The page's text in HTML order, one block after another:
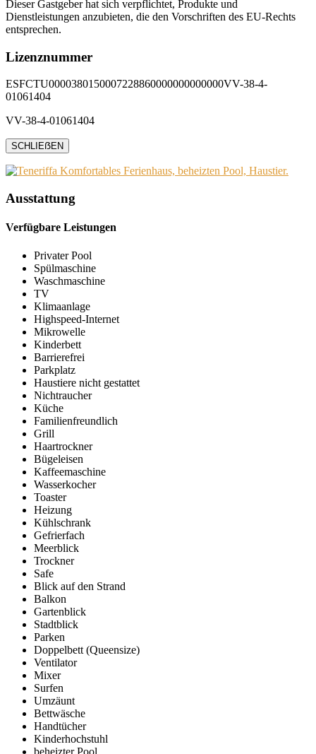
Dieser Gastgeber hat sich verpflichtet, Produkte und
Dienstleistungen anzubieten, die den Vorschriften des EU-Rechts
entsprechen.
Lizenznummer
ESFCTU0000380150007228860000000000000VV-38-4-
01061404
VV-38-4-01061404
SCHLIEẞEN
Ausstattung
Verfügbare Leistungen
Privater Pool
Spülmaschine
Waschmaschine
TV
Klimaanlage
Highspeed-Internet
Mikrowelle
Kinderbett
Barrierefrei
Parkplatz
Haustiere nicht gestattet
Nichtraucher
Küche
Familienfreundlich
Grill
Haartrockner
Bügeleisen
Kaffeemaschine
Wasserkocher
Toaster
Heizung
Kühlschrank
Gefrierfach
Meerblick
Trockner
Safe
Blick auf den Strand
Balkon
Gartenblick
Stadtblick
Parken
Doppelbett (Queensize)
Ventilator
Mixer
Surfen
Umzäunt
Bettwäsche
Handtücher
Kinderhochstuhl
beheizter Pool